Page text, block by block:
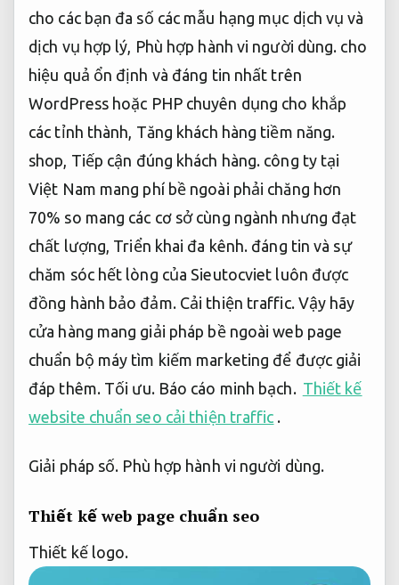
cho các bạn đa số các mẫu hạng mục dịch vụ và
dịch vụ hợp lý, Phù hợp hành vi người dùng. cho
hiệu quả ổn định và đáng tin nhất trên
WordPress hoặc PHP chuyên dụng cho khắp
các tỉnh thành, Tăng khách hàng tiềm năng.
shop, Tiếp cận đúng khách hàng. công ty tại
Việt Nam mang phí bề ngoài phải chăng hơn
70% so mang các cơ sở cùng ngành nhưng đạt
chất lượng, Triển khai đa kênh. đáng tin và sự
chăm sóc hết lòng của Sieutocviet luôn được
đồng hành bảo đảm. Cải thiện traffic.Vậy hãy
cửa hàng mang giải pháp bề ngoài web page
chuẩn bộ máy tìm kiếm marketing để được giải
đáp thêm. Tối ưu. Báo cáo minh bạch. Thiết kế
website chuẩn seo cải thiện traffic .
Giải pháp số. Phù hợp hành vi người dùng.
Thiết kế web page chuẩn seo
Thiết kế logo.